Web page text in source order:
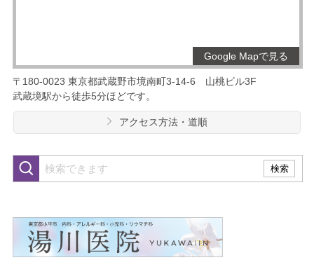
Google Mapで見る
〒180-0023 東京都武蔵野市境南町3-14-6
山桃ビル3F
武蔵境駅から徒歩5分ほどです。
アクセス方法・道順